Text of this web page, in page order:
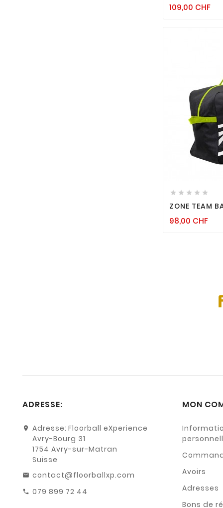
109,00 CHFPrix
    
ZONE TEAM
98,00 CHFPrix
ADRESSE:
Adresse: Floorball eXperience
Avry-Bourg 31
1754 Avry-sur-Matran
Suisse
contact@floorballxp.com
079 899 72 44
MON
Avoirs
Adresses
Bons de